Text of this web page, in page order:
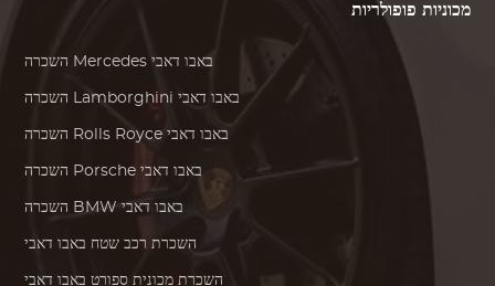
מכוניות פופולריות
Mercedes באבו דאבי
Lamborghini באבו דאבי
Rolls Royce באבו דאבי
Porsche באבו דאבי
BMW באבו דאבי
השכרת רכב שטח באבו דאבי
השכרת מכונית ספורט באבו דאבי